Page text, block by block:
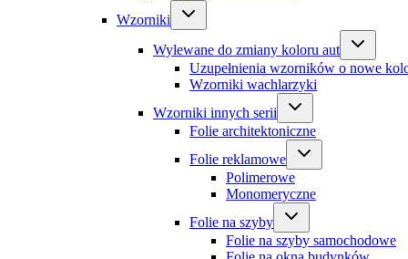
Wzorniki
Wylewane do zmiany koloru aut
Uzupełnienia wzorników o nowe
Wzorniki wachlarzyki
Wzorniki innych serii
Folie architektoniczne
Folie reklamowe
Polimerowe
Monomeryczne
Folie na szyby
Folie na szyby samochodowe